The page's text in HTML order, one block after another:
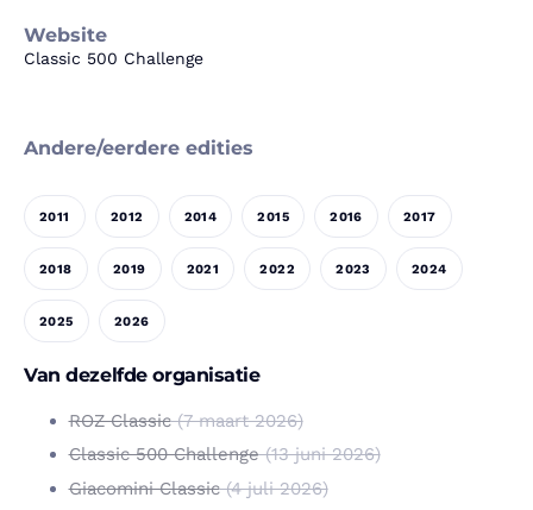
Website
Classic 500 Challenge
Andere/eerdere edities
2011 2012 2014 2015 2016 2017
2018 2019 2021 2022 2023 2024
2025 2026
Van dezelfde organisatie
ROZ Classic(7 maart 2026)
Classic 500 Challenge(13 juni 2026)
Giacomini Classic(4 juli 2026)